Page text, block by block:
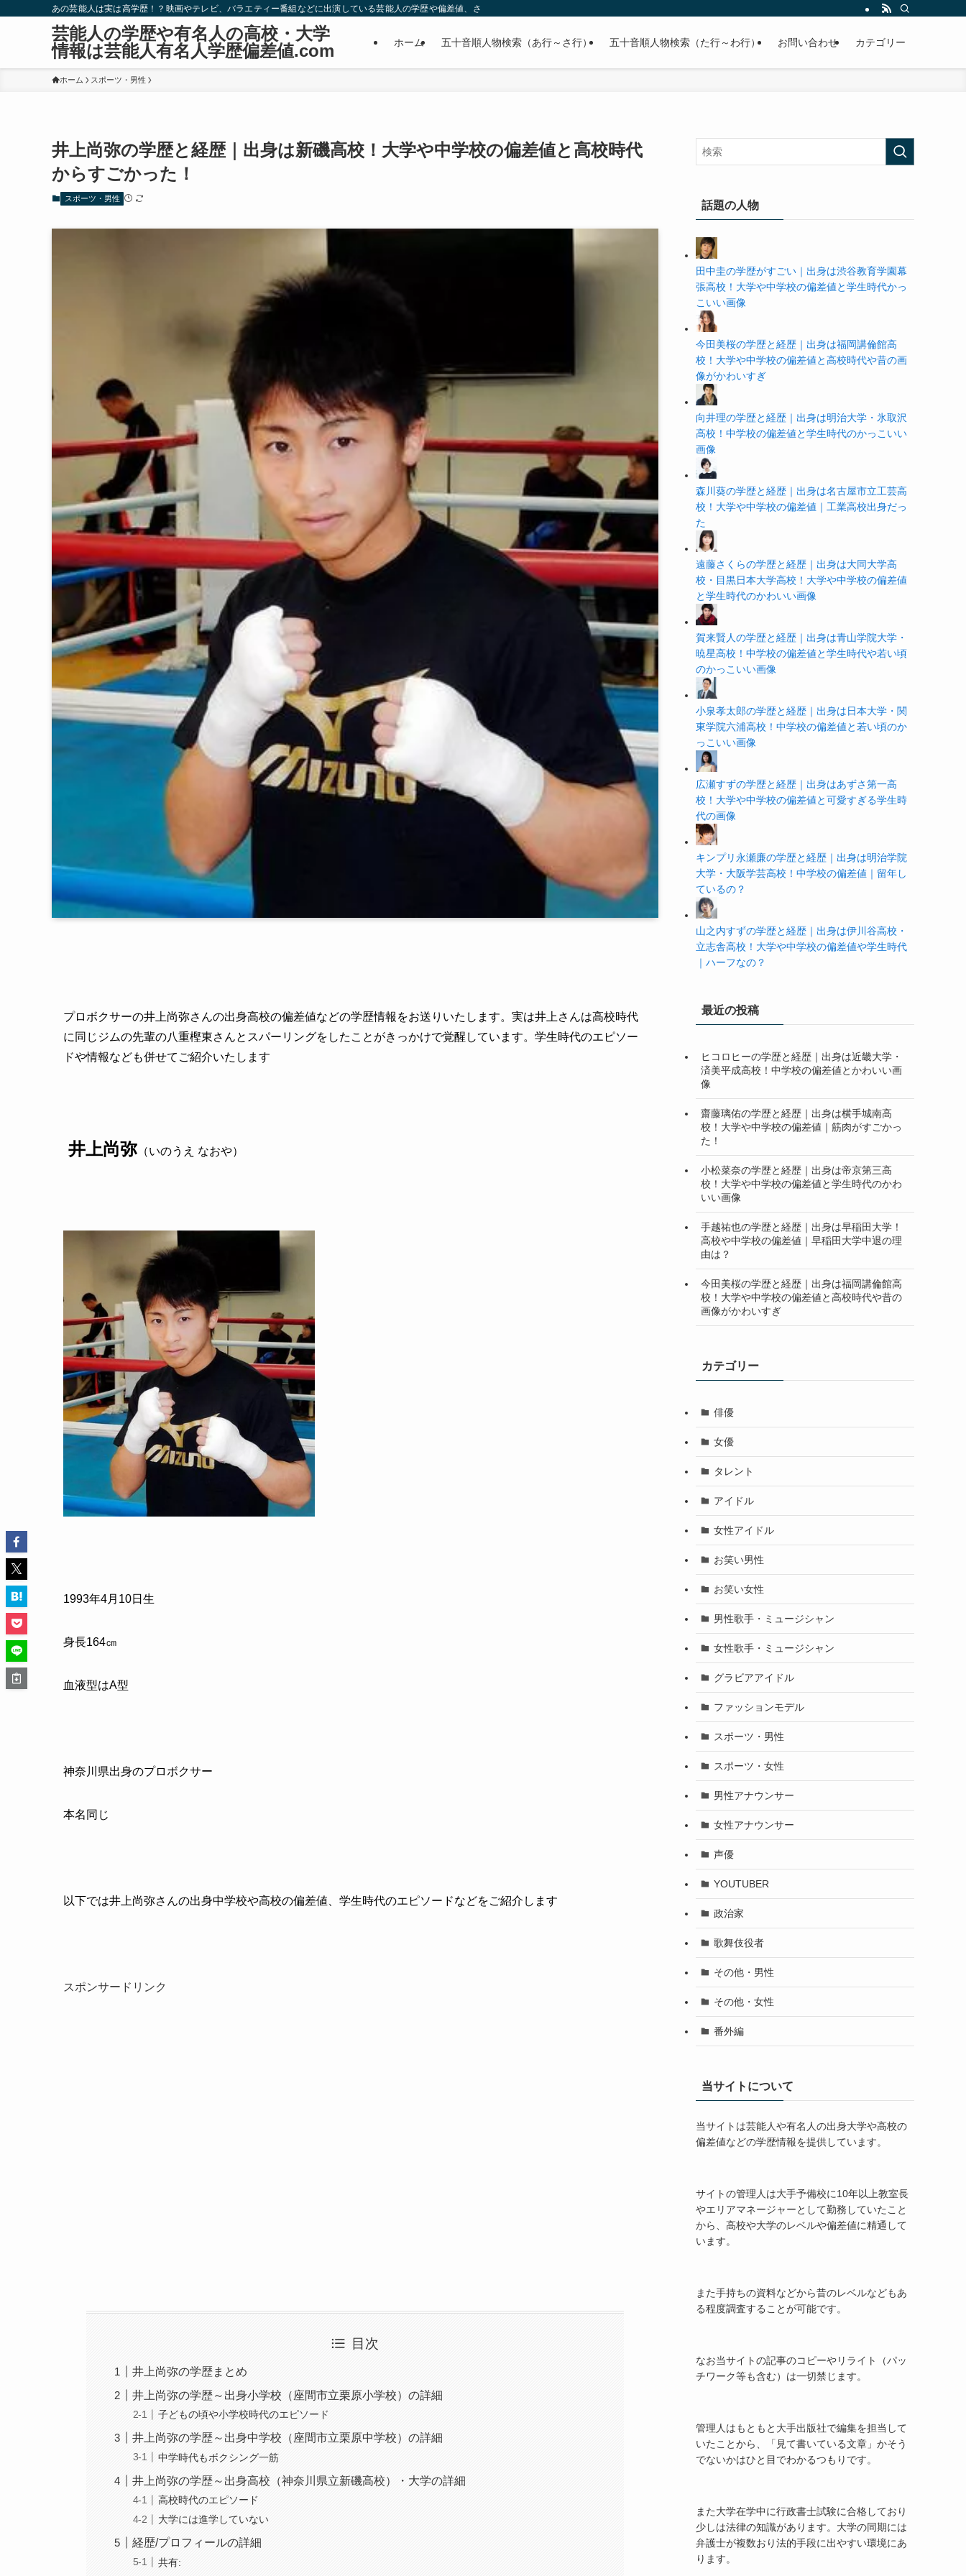
あの芸能人は実は高学歴！？映画やテレビ、バラエティー番組などに出演している芸能人の学歴や偏差値、さらに政治家やスポーツ選手などの有名人の学歴や高校・大学の偏差値まで紹介していきます。
芸能人の学歴や有名人の高校・大学
情報は芸能人有名人学歴偏差値.com
ホーム 五十音順人物検索（あ行～さ行） 五十音順人物検索（た行～わ行） お問い合わせ カテゴリー
ホーム スポーツ・男性
井上尚弥の学歴と経歴｜出身は新磯高校！大学や中学校の偏差値と高校時代
からすごかった！
スポーツ・男性
プロボクサーの井上尚弥さんの出身高校の偏差値などの学歴情報をお送りいたします。実は井上さんは高校時代
に同じジムの先輩の八重樫東さんとスパーリングをしたことがきっかけで覚醒しています。学生時代のエピソー
ドや情報なども併せてご紹介いたします
井上尚弥 （いのうえ なおや）
1993年4月 10日生
身長164㎝
血液型はA型
神奈川県出身のプロボクサー
本名同じ
以下では井上尚弥さんの出身中学校や高校の偏差値、学生時代のエピソードなどをご紹介します
スポンサードリンク
目次
井上尚弥の学歴まとめ
井上尚弥の学歴～出身小学校（座間市立栗原小学校）の詳細
子どもの頃や小学校時代のエピソード
井上尚弥の学歴～出身中学校（座間市立栗原中学校）の詳細
中学時代もボクシング一筋
井上尚弥の学歴～出身高校（神奈川県立新磯高校）・大学の詳細
高校時代のエピソード
大学には進学していない
経歴/プロフィールの詳細
共有:
話題の人物
田中圭の学歴がすごい｜出身は渋谷教育学園幕
張高校！大学や中学校の偏差値と学生時代かっ
こいい画像
今田美桜の学歴と経歴｜出身は福岡講倫館高
校！大学や中学校の偏差値と高校時代や昔の画
像がかわいすぎ
向井理の学歴と経歴｜出身は明治大学・氷取沢
高校！中学校の偏差値と学生時代のかっこいい
画像
森川葵の学歴と経歴｜出身は名古屋市立工芸高
校！大学や中学校の偏差値｜工業高校出身だっ
た
遠藤さくらの学歴と経歴｜出身は大同大学高
校・目黒日本大学高校！大学や中学校の偏差値
と学生時代のかわいい画像
賀来賢人の学歴と経歴｜出身は青山学院大学・
暁星高校！中学校の偏差値と学生時代や若い頃
のかっこいい画像
小泉孝太郎の学歴と経歴｜出身は日本大学・関
東学院六浦高校！中学校の偏差値と若い頃のか
っこいい画像
広瀬すずの学歴と経歴｜出身はあずさ第一高
校！大学や中学校の偏差値と可愛すぎる学生時
代の画像
キンプリ永瀬廉の学歴と経歴｜出身は明治学院
大学・大阪学芸高校！中学校の偏差値｜留年し
ているの？
山之内すずの学歴と経歴｜出身は伊川谷高校・
立志舎高校！大学や中学校の偏差値や学生時代
｜ハーフなの？
最近の投稿
ヒコロヒーの学歴と経歴｜出身は近畿大学・
済美平成高校！中学校の偏差値とかわいい画
像
齋藤璃佑の学歴と経歴｜出身は横手城南高
校！大学や中学校の偏差値｜筋肉がすごかっ
た！
小松菜奈の学歴と経歴｜出身は帝京第三高
校！大学や中学校の偏差値と学生時代のかわ
いい画像
手越祐也の学歴と経歴｜出身は早稲田大学！
高校や中学校の偏差値｜早稲田大学中退の理
由は？
今田美桜の学歴と経歴｜出身は福岡講倫館高
校！大学や中学校の偏差値と高校時代や昔の
画像がかわいすぎ
カテゴリー
俳優
女優
タレント
アイドル
女性アイドル
お笑い男性
お笑い女性
男性歌手・ミュージシャン
女性歌手・ミュージシャン
グラビアアイドル
ファッションモデル
スポーツ・男性
スポーツ・女性
男性アナウンサー
女性アナウンサー
声優
YOUTUBER
政治家
歌舞伎役者
その他・男性
その他・女性
番外編
当サイトについて
当サイトは芸能人や有名人の出身大学や高校の
偏差値などの学歴情報を提供しています。
サイトの管理人は大手予備校に10年以上教室長
やエリアマネージャーとして勤務していたこと
から、高校や大学のレベルや偏差値に精通して
います。
また手持ちの資料などから昔のレベルなどもあ
る程度調査することが可能です。
なお当サイトの記事のコピーやリライト（パッ
チワーク等も含む）は一切禁じます。
管理人はもともと大手出版社で編集を担当して
いたことから、「見て書いている文章」かそう
でないかはひと目でわかるつもりです。
また大学在学中に行政書士試験に合格しており
少しは法律の知識があります。大学の同期には
弁護士が複数おり法的手段に出やすい環境にあ
ります。